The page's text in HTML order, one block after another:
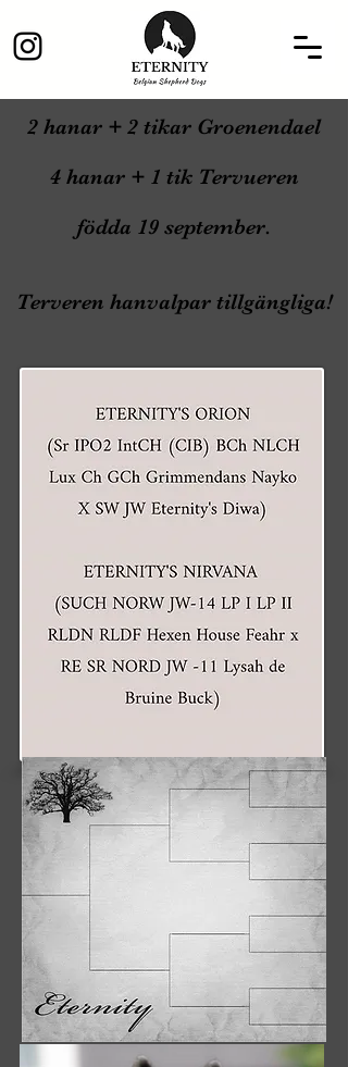
2 hanar + 2 tikar Groenendael
4 hanar + 1 tik Tervueren
födda 19 september.
Terveren hanvalpar tillgängliga!
Orion och Nirvana är två mycket
sociala hundar båda med godkänd
mentaltest. Orion är bror till sr
Eternitys Oscah och Nirvana syster
till sr Ch Eternitys Noah och Am
Ch Eternity's Night.